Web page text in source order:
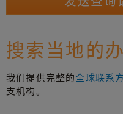
搜索当地的
我们提供完整的全球联系
支机构。